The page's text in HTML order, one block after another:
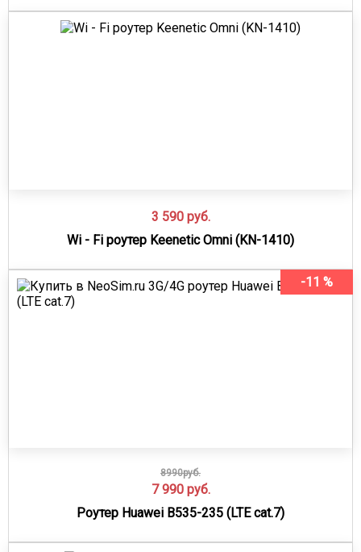
3 590 руб.
Wi - Fi роутер Keenetic Omni (KN-1410)
-11 %
8990руб.
7 990 руб.
Роутер Huawei B535-235 (LTE cat.7)